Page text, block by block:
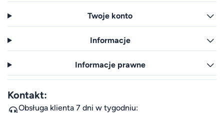
Twoje konto
Informacje
Informacje prawne
Kontakt:
Obsługa klienta 7 dni w tygodniu: